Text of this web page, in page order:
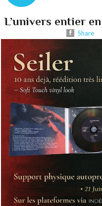
L’univers entier
Share